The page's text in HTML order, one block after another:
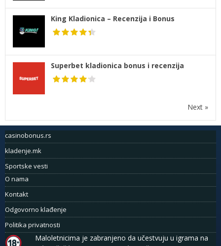
King Kladionica – Recenzija i Bonus
Superbet kladionica bonus i recenzija
Next »
casinobonus.rs
kladenje.mk
Sportske vesti
O nama
Kontakt
Odgovorno klađenje
Politika privatnosti
Maloletnicima je zabranjeno da učestvuju u igrama na